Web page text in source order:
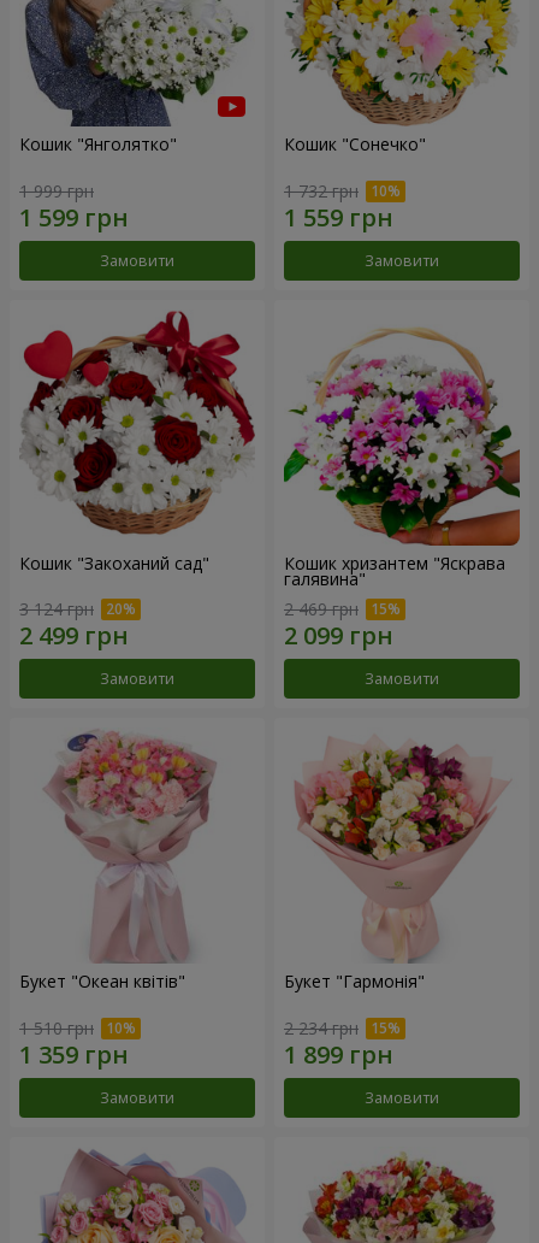
Кошик "Янголятко"
1 999 грн
Замовити
Кошик "Сонечко"
1 732 грн
Замовити
Кошик "Закоханий сад"
3 124 грн
Замовити
Кошик хризантем "Яскрава
галявина"
2 469 грн
Замовити
Букет "Океан квітів"
1 510 грн
Замовити
Букет "Гармонія"
2 234 грн
Замовити